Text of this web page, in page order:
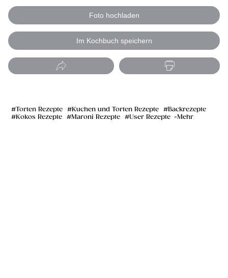
Foto hochladen
Im Kochbuch speichern
Torten Rezepte Kuchen und Torten Rezepte
Backrezepte
Kokos Rezepte
Maroni Rezepte User Rezepte Mehr